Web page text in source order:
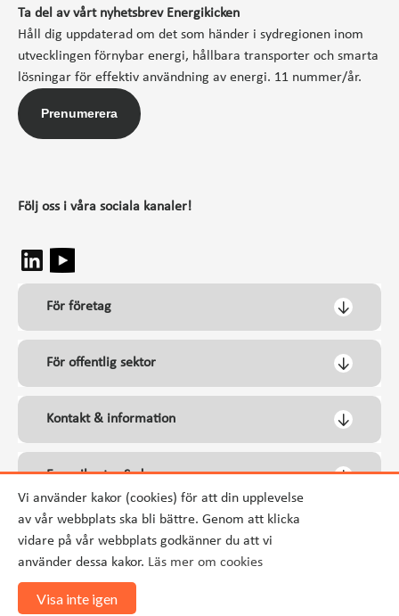
Vi använder kakor (cookies) för att din upplevelse
av vår webbplats ska bli bättre. Genom att klicka
vidare på vår webbplats godkänner du att vi
använder dessa kakor. Läs mer om cookies
Visa inte igen
Ta del av vårt nyhetsbrev Energikicken
Håll dig uppdaterad om det som händer i sydregionen inom
utvecklingen förnybar energi, hållbara transporter och smarta
lösningar för effektiv användning av energi. 11 nummer/år.
Prenumerera
Följ oss i våra sociala kanaler!
För företag
För offentlig sektor
Kontakt & information
Energikontor Syd